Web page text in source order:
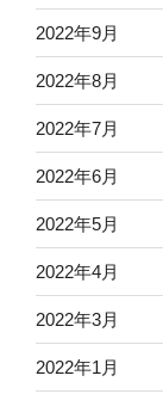
2022年9月
2022年8月
2022年7月
2022年6月
2022年5月
2022年4月
2022年3月
2022年1月